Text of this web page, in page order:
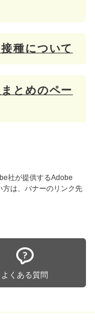
種について
とめのペー
社が提供するAdobe
は、バナーのリンク先
よくある質問